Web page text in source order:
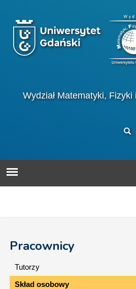
Wydział Matematyki,
Pracownicy
Tutorzy
Skład osobowy